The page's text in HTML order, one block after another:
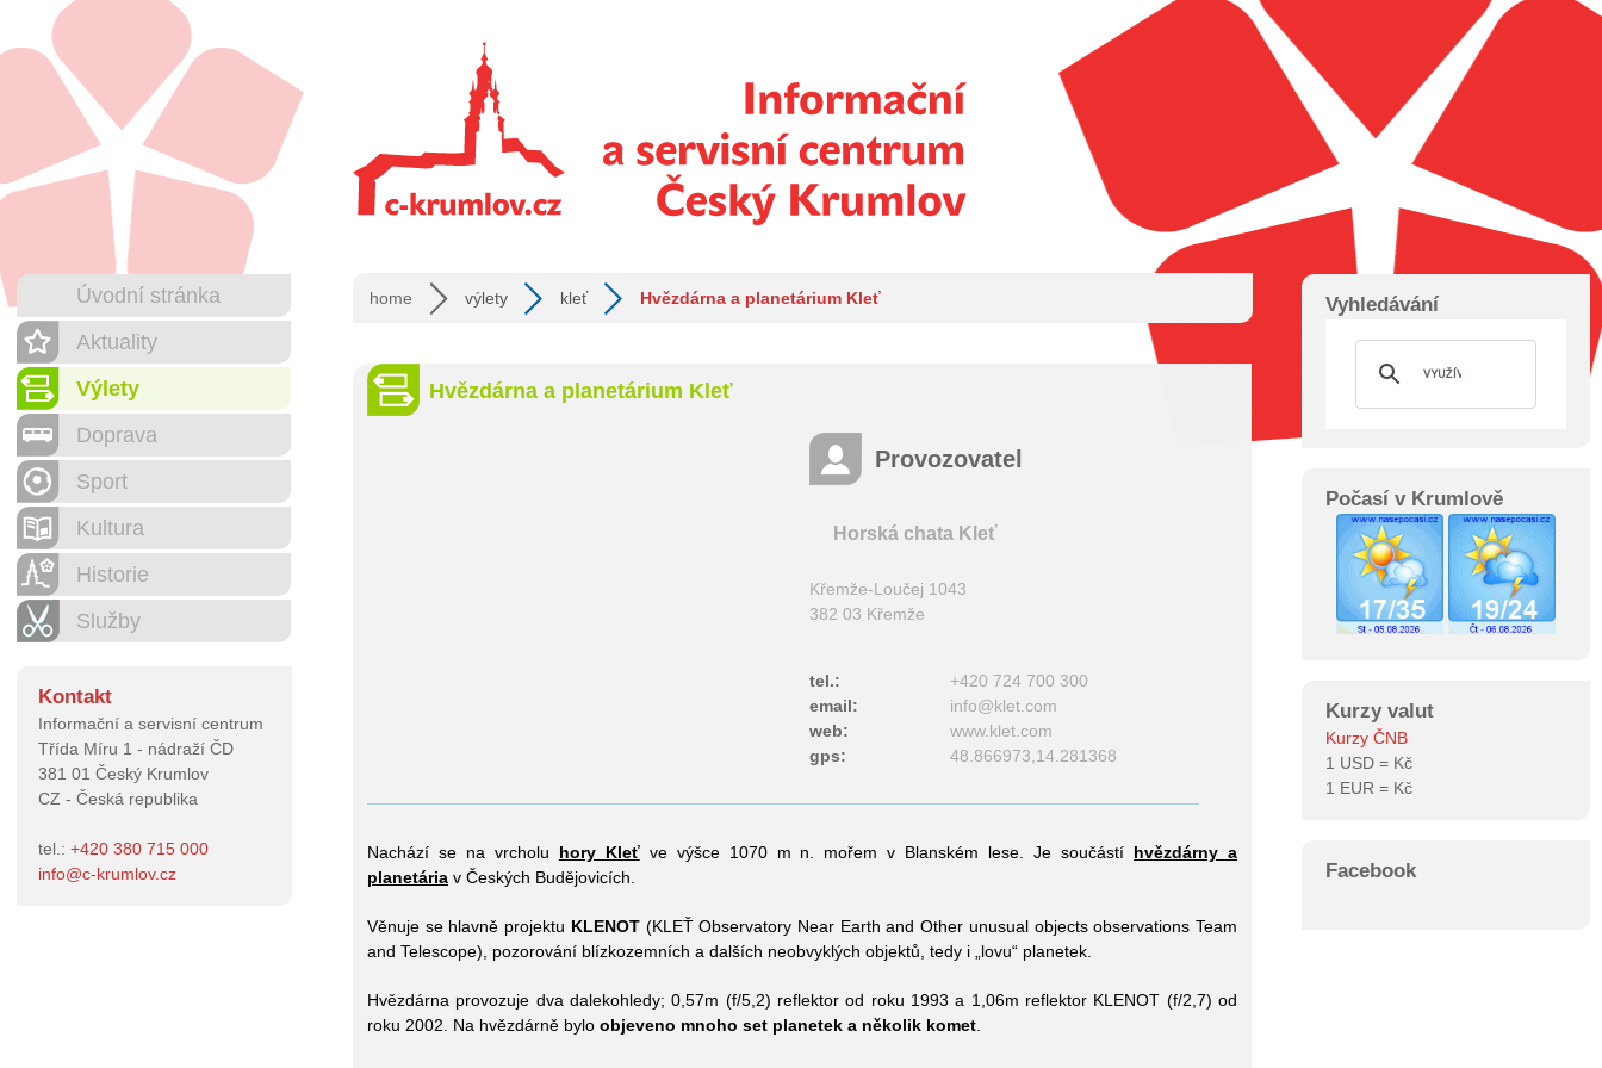
Úvodní stránka
Aktuality
Výlety
Doprava
Sport
Kultura
Historie
Služby
Kontakt
Informační a servisní centrum
Třída Míru 1 - nádraží ČD
381 01 Český Krumlov
CZ - Česká republika
tel.: +420 380 715 000
info@c-krumlov.cz
home výlety kleť Hvězdárna a planetárium Kleť
Hvězdárna a planetárium Kleť
Provozovatel
Horská chata Kleť
Křemže-Loučej 1043
382 03 Křemže
tel.:
+420 724 700 300
email:
info@klet.com
web:
www.klet.com
gps:
48.866973,14.281368
Nachází se na vrcholu hory Kleťve výšce 1070 m n. mořem v Blanském lese. Je součástí hvězdárny a
planetária v Českých Budějovicích.
Věnuje se hlavně projektu KLENOT(KLEŤ Observatory Near Earth and Other unusual objects observations Team
and Telescope), pozorování blízkozemních a dalších neobvyklých objektů, tedy i „lovu“ planetek.
Hvězdárna provozuje dva dalekohledy; 0,57m (f/5,2) reflektor od roku 1993 a 1,06m reflektor KLENOT (f/2,7) od
roku 2002. Na hvězdárně bylo objeveno mnoho set planetek a několik komet
Vyhledávání
Počasí v Krumlově
Kurzy valut
Kurzy ČNB
1 USD = Kč
1 EUR = Kč
Facebook